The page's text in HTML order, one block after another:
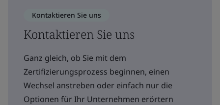
Kontaktieren Sie uns
Kontaktieren Sie uns
Ganz gleich, ob Sie mit dem
Zertifizierungsprozess beginnen, einen
Wechsel anstreben oder einfach nur die
Optionen für Ihr Unternehmen erörtern